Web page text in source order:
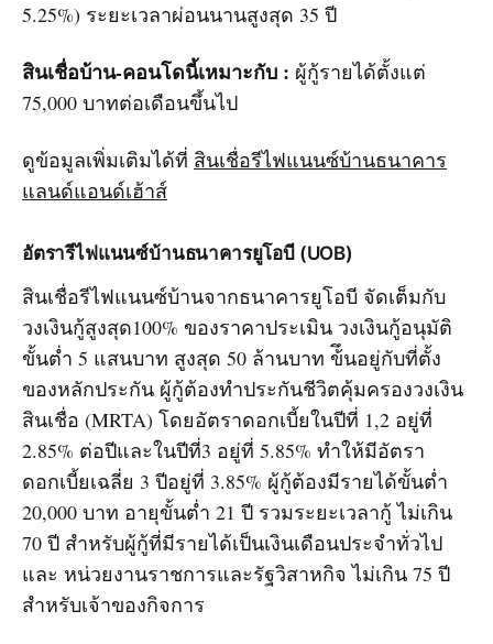
5.25%) ระยะเวลาผ่อนนานสูงสุด 35 ปี
สินเชื่อบ้าน-คอนโดนี้เหมาะกับ : ผู้กู้รายได้ตั้งแต่
75,000 บาทต่อเดือนขึ้นไป
ดูข้อมูลเพิ่มเติมได้ที่ สินเชื่อรีไฟแนนซ์บ้านธนาคาร
แลนด์แอนด์เฮ้าส์
อัตรารีไฟแนนซ์บ้านธนาคารยูโอบี (UOB)
สินเชื่อรีไฟแนนซ์บ้านจากธนาคารยูโอบี จัดเต็มกับ
วงเงินกู้สูงสุด100% ของราคาประเมิน วงเงินกู้อนุมัติ
ขั้นต่ำ 5 แสนบาท สูงสุด 50 ล้านบาท ข้ึนอยู่กับที่ตั้ง
ของหลักประกัน ผู้กู้ต้องทำประกันชีวิตคุ้มครองวงเงิน
สินเชื่อ (MRTA) โดยอัตราดอกเบี้ยในปีที่ 1,2 อยู่ที่
2.85% ต่อปีและในปีที่3 อยู่ที่ 5.85% ทำให้มีอัตรา
ดอกเบี้ยเฉลี่ย 3 ปีอยู่ที่ 3.85% ผู้กู้ต้องมีรายได้ขั้นต่ำ
20,000 บาท อายุขั้นต่ำ 21 ปี รวมระยะเวลากู้ ไม่เกิน
70 ปี สำหรับผู้กู้ที่มีรายได้เป็นเงินเดือนประจำทั่วไป
และ หน่วยงานราชการและรัฐวิสาหกิจ ไม่เกิน 75 ปี
สำหรับเจ้าของกิจการ